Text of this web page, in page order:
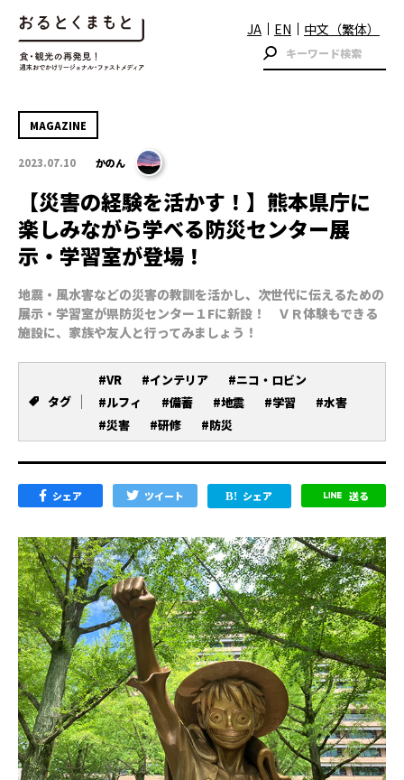
JA EN 中文（繁体）
MAGAZINE
2023.07.10 かのん
【災害の経験を活かす！】熊本県庁に
楽しみながら学べる防災センター展
示・学習室が登場！
地震・風水害などの災害の教訓を活かし、次世代に伝えるための
展示・学習室が県防災センター１Fに新設！ ＶＲ体験もできる
施設に、家族や友人と行ってみましょう！
タグ
#VR #インテリア
#ニコ・ロビン
#ルフィ
#備蓄 #地震 #学習
#水害
#災害
#研修 #防災
シェア ツイート シェア 送る